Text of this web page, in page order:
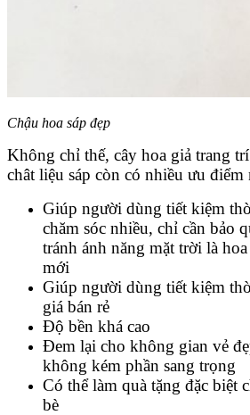
Chậu hoa sáp đẹp
Không chỉ thế, cây hoa giả trang
chât liệu sáp còn có nhiều ưu điểm
Giúp người dùng tiết kiệm
chăm sóc nhiều, chỉ cần bảo
tránh ánh năng mặt trời là
mới
Giúp người dùng tiết kiệm
giá bán rẻ
Độ bền khá cao
Đem lại cho không gian vẻ
không kém phần sang trọng
Có thể làm quà tặng đặc biệt
bè